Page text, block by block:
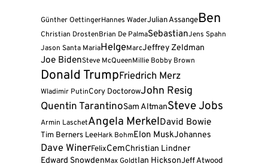
Günther OettingerHannes WaderJulian AssangeBen
Christian DrostenBrian De PalmaSebastianJens Spahn
Jason Santa MariaHelgeMarcJeffrey Zeldman
Joe BidenSteve McQueenMillie Bobby Brown
Donald TrumpFriedrich Merz
Wladimir PutinCory DoctorowJohn Resig
Quentin TarantinoSam AltmanSteve Jobs
Armin LaschetAngela MerkelDavid Bowie
Tim Berners LeeHark BohmElon MuskJohannes
Dave WinerFelixCemChristian Lindner
Edward SnowdenMax GoldtIan HicksonJeff Atwood